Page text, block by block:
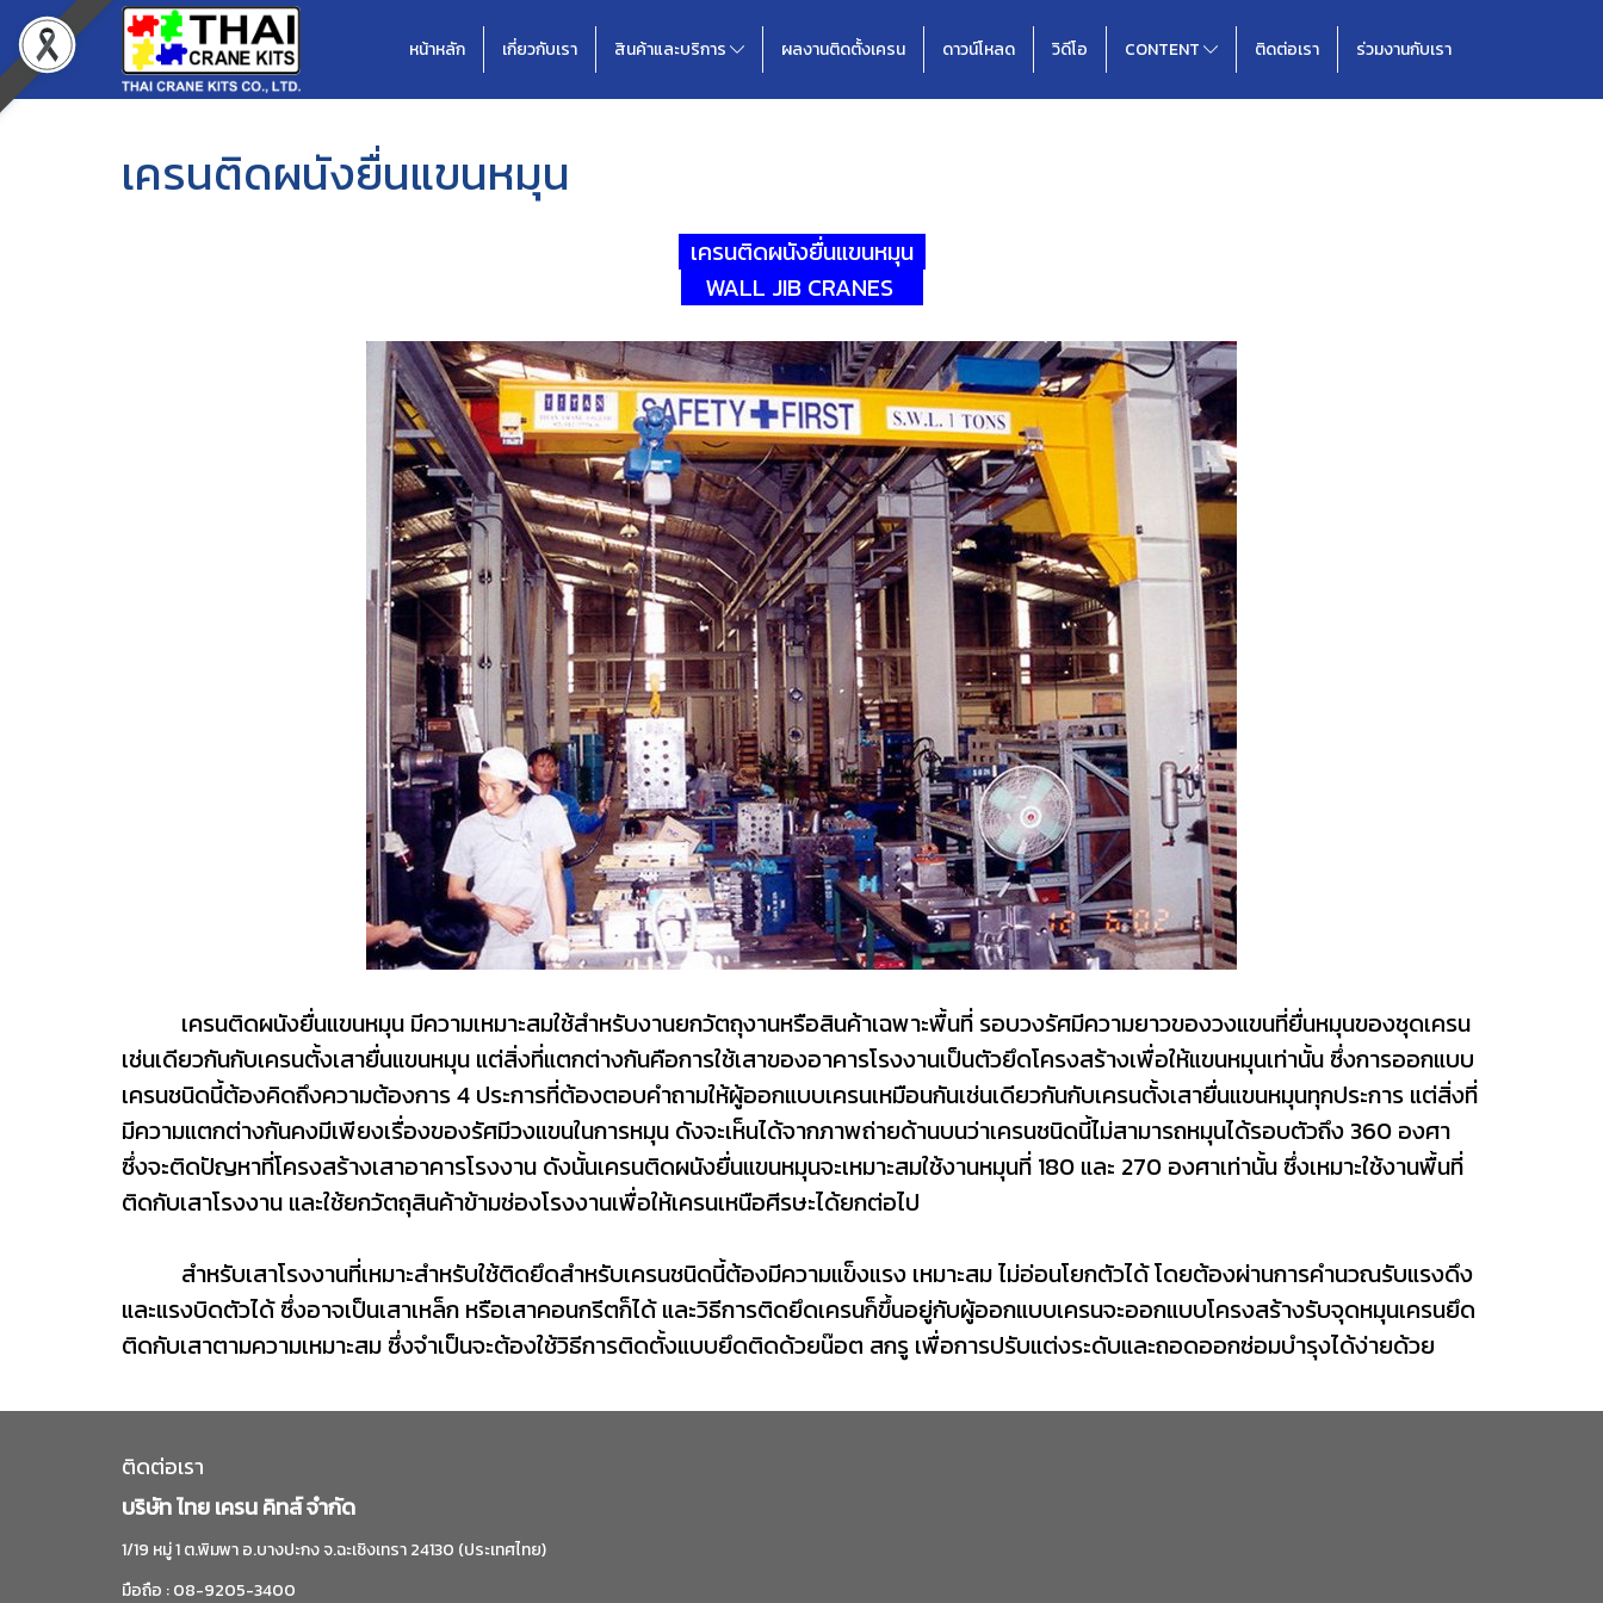
หน้าหลัก เกี่ยวกับเรา สินค้าและบริการ ผลงานติดตั้งเครน ดาวน์โหลด วิดีโอ CONTENT ติดต่อเรา ร่วมงานกับเรา
เครนติดผนังยื่นแขนหมุน
เครนติดผนังยื่นแขนหมุน
WALL JIB CRANES
เครนติดผนังยื่นแขนหมุน มีความเหมาะสมใช้สำหรับงานยกวัตถุงานหรือสินค้าเฉพาะพื้นที่ รอบวงรัศมีความยาวของวงแขนที่ยื่นหมุนของชุดเครน
เช่นเดียวกันกับเครนตั้งเสายื่นแขนหมุน แต่สิ่งที่แตกต่างกันคือการใช้เสาของอาคารโรงงานเป็นตัวยึดโครงสร้างเพื่อให้แขนหมุนเท่านั้น ซึ่งการออกแบบ
เครนชนิดนี้ต้องคิดถึงความต้องการ 4 ประการที่ต้องตอบคำถามให้ผู้ออกแบบเครนเหมือนกันเช่นเดียวกันกับเครนตั้งเสายื่นแขนหมุนทุกประการ แต่สิ่งที่
มีความแตกต่างกันคงมีเพียงเรื่องของรัศมีวงแขนในการหมุน ดังจะเห็นได้จากภาพถ่ายด้านบนว่าเครนชนิดนี้ไม่สามารถหมุนได้รอบตัวถึง 360 องศา
ซึ่งจะติดปัญหาที่โครงสร้างเสาอาคารโรงงาน ดังนั้นเครนติดผนังยื่นแขนหมุนจะเหมาะสมใช้งานหมุนที่ 180 และ 270 องศาเท่านั้น ซึ่งเหมาะใช้งานพื้นที่
ติดกับเสาโรงงาน และใช้ยกวัตถุสินค้าข้ามช่องโรงงานเพื่อให้เครนเหนือศีรษะได้ยกต่อไป
สำหรับเสาโรงงานที่เหมาะสำหรับใช้ติดยึดสำหรับเครนชนิดนี้ต้องมีความแข็งแรง เหมาะสม ไม่อ่อนโยกตัวได้ โดยต้องผ่านการคำนวณรับแรงดึง
และแรงบิดตัวได้ ซึ่งอาจเป็นเสาเหล็ก หรือเสาคอนกรีตก็ได้ และวิธีการติดยึดเครนก็ขึ้นอยู่กับผู้ออกแบบเครนจะออกแบบโครงสร้างรับจุดหมุนเครนยึด
ติดกับเสาตามความเหมาะสม ซึ่งจำเป็นจะต้องใช้วิธีการติดตั้งแบบยึดติดด้วยน๊อต สกรู เพื่อการปรับแต่งระดับและถอดออกซ่อมบำรุงได้ง่ายด้วย
ติดต่อเรา
บริษัท ไทย เครน คิทส์ จำกัด
1/19 หมู่ 1 ต.พิมพา อ.บางปะกง จ.ฉะเชิงเทรา 24130 (ประเทศไทย)
มือถือ : 08-9205-3400